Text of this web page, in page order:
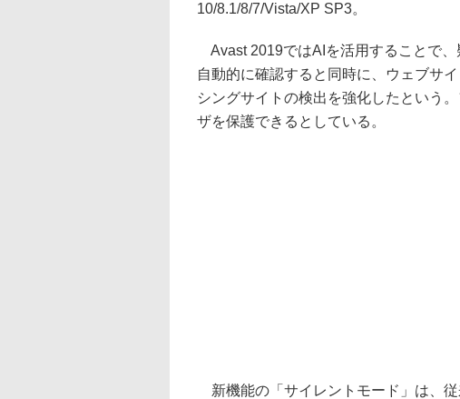
10/8.1/8/7/Vista/XP SP3。
Avast 2019ではAIを活用することで
自動的に確認すると同時に、ウェブサ
シングサイトの検出を強化したという
ザを保護できるとしている。
新機能の「サイレントモード」は、従